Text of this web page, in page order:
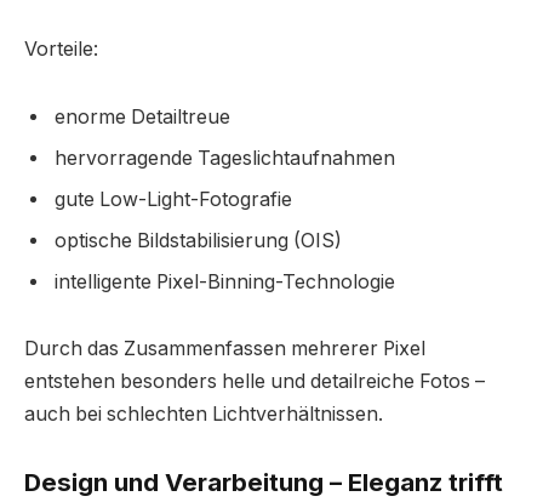
Vorteile:
enorme Detailtreue
hervorragende Tageslichtaufnahmen
gute Low-Light-Fotografie
optische Bildstabilisierung (OIS)
intelligente Pixel-Binning-Technologie
Durch das Zusammenfassen mehrerer Pixel
entstehen besonders helle und detailreiche Fotos –
auch bei schlechten Lichtverhältnissen.
Design und Verarbeitung – Eleganz trifft